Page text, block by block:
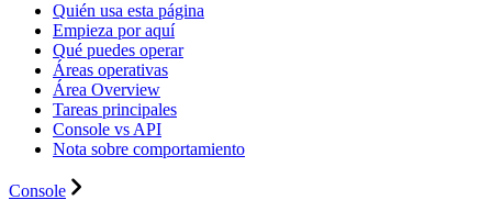
Quién usa esta página
Empieza por aquí
Qué puedes operar
Áreas operativas
Área Overview
Tareas principales
Console vs API
Nota sobre comportamiento
Console